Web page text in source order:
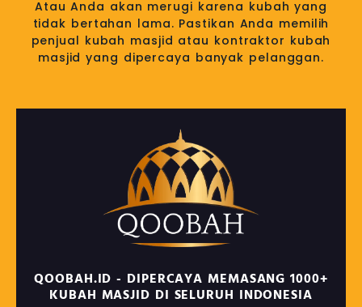
Atau Anda akan merugi karena kubah yang
tidak bertahan lama. Pastikan Anda memilih
penjual kubah masjid atau kontraktor kubah
masjid yang dipercaya banyak pelanggan.
QOOBAH.ID - DIPERCAYA MEMASANG 1000+
KUBAH MASJID DI SELURUH INDONESIA